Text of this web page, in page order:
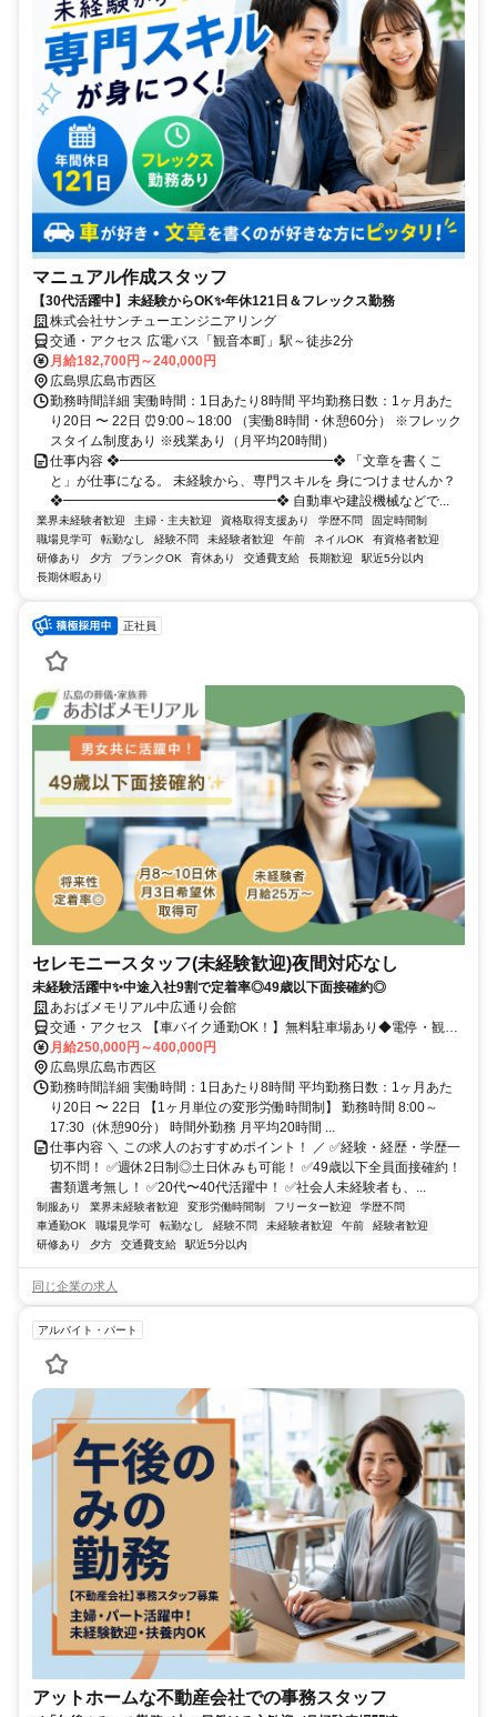
マニュアル作成スタッフ
【30代活躍中】未経験からOK✨年休121日＆フレックス勤務
株式会社サンチューエンジニアリング
交通・アクセス 広電バス「観音本町」駅～徒歩2分
月給182,700円～240,000円
広島県広島市西区
勤務時間詳細 実働時間：1日あたり8時間 平均勤務日数：1ヶ月あた
り20日 〜 22日 ⏰9:00～18:00 （実働8時間・休憩60分） ※フレック
スタイム制度あり ※残業あり（月平均20時間）
仕事内容 ❖━━━━━━━━━━━━━━━━❖ 「文章を書くこ
と」が仕事になる。 未経験から、専門スキルを 身につけませんか？
❖━━━━━━━━━━━━━━━━❖ 自動車や建設機械などで...
業界未経験者歓迎 主婦・主夫歓迎 資格取得支援あり 学歴不問
固定時間制
職場見学可
転勤なし 経験不問 未経験者歓迎 午前 ネイルOK
有資格者歓迎
研修あり
夕方 ブランクOK 育休あり 交通費支給 長期歓迎
駅近5分以内
長期休暇あり
正社員
セレモニースタッフ(未経験歓迎)夜間対応なし
未経験活躍中✨中途入社9割で定着率◎49歳以下面接確約◎
あおばメモリアル中広通り会館
交通・アクセス 【車バイク通勤OK！】無料駐車場あり◆電停・観音
新町から徒歩5分
月給250,000円～400,000円
広島県広島市西区
勤務時間詳細 実働時間：1日あたり8時間 平均勤務日数：1ヶ月あた
り20日 〜 22日 【1ヶ月単位の変形労働時間制】 勤務時間 8:00～
17:30（休憩90分） 時間外勤務 月平均20時間 ...
仕事内容 ＼ この求人のおすすめポイント！ ／ ✅経験・経歴・学歴一
切不問！ ✅週休2⽇制◎⼟⽇休みも可能！ ✅49歳以下全員⾯接確約！
書類選考無し！ ✅20代〜40代活躍中！ ✅社会⼈未経験者も、...
制服あり 業界未経験者歓迎 変形労働時間制 フリーター歓迎
学歴不問
車通勤OK
職場見学可 転勤なし 経験不問 未経験者歓迎 午前
経験者歓迎
研修あり
夕方 交通費支給 駅近5分以内
同じ企業の求人
アルバイト・パート
アットホームな不動産会社での事務スタッフ